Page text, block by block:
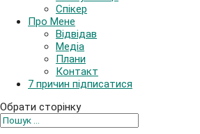
Спікер
Про Мене
Відвідав
Медіа
Плани
Контакт
7 причин підписатися
Обрати сторінку